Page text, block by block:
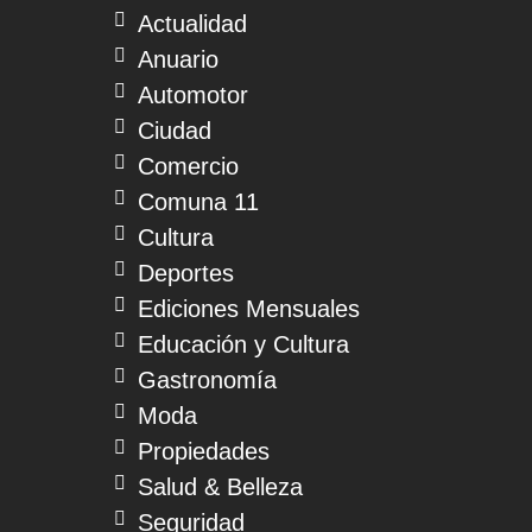
Actualidad
Anuario
Automotor
Ciudad
Comercio
Comuna 11
Cultura
Deportes
Ediciones Mensuales
Educación y Cultura
Gastronomía
Moda
Propiedades
Salud & Belleza
Seguridad